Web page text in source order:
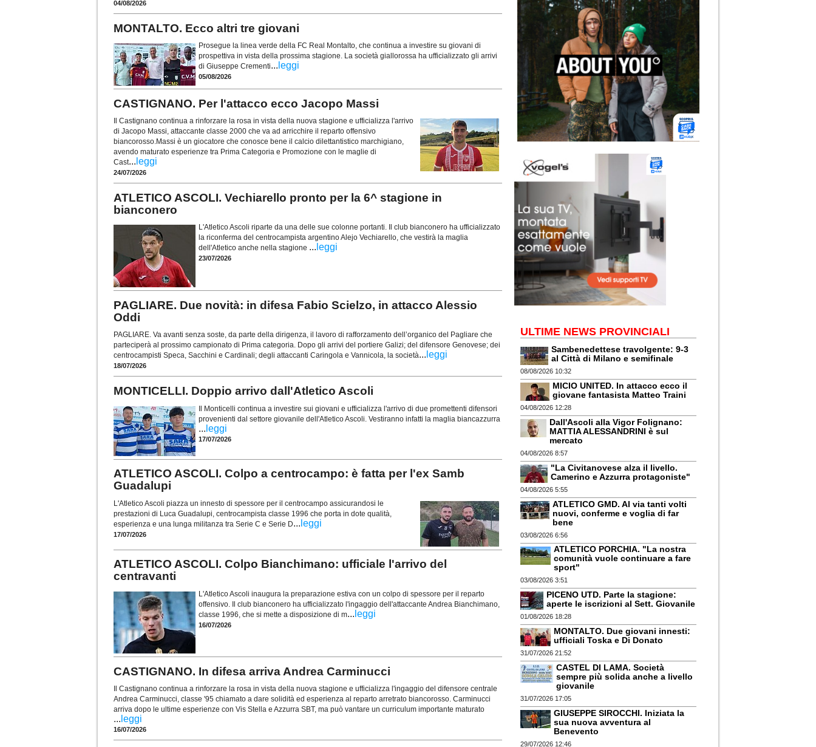
04/08/2026
MONTALTO. Ecco altri tre giovani
Prosegue la linea verde della FC Real Montalto, che continua a investire su giovani di
prospettiva in vista della prossima stagione. La società giallorossa ha ufficializzato gli arrivi
di Giuseppe Crementi... leggi
05/08/2026
CASTIGNANO. Per l'attacco ecco Jacopo Massi
Il Castignano continua a rinforzare la rosa in vista della nuova stagione e ufficializza l'arrivo
di Jacopo Massi, attaccante classe 2000 che va ad arricchire il reparto offensivo
biancorosso.Massi è un giocatore che conosce bene il calcio dilettantistico marchigiano,
avendo maturato esperienze tra Prima Categoria e Promozione con le maglie di
Cast... leggi
24/07/2026
ATLETICO ASCOLI. Vechiarello pronto per la 6^ stagione in
bianconero
L'Atletico Ascoli riparte da una delle sue colonne portanti. Il club bianconero ha ufficializzato
la riconferma del centrocampista argentino Alejo Vechiarello, che vestirà la maglia
dell'Atletico anche nella stagione ... leggi
23/07/2026
PAGLIARE. Due novità: in difesa Fabio Scielzo, in attacco Alessio
Oddi
PAGLIARE. Va avanti senza soste, da parte della dirigenza, il lavoro di rafforzamento dell’organico del Pagliare che
parteciperà al prossimo campionato di Prima categoria. Dopo gli arrivi del portiere Galizi; del difensore Genovese; dei
centrocampisti Speca, Sacchini e Cardinali; degli attaccanti Caringola e Vannicola, la società... leggi
18/07/2026
MONTICELLI. Doppio arrivo dall'Atletico Ascoli
Il Monticelli continua a investire sui giovani e ufficializza l'arrivo di due promettenti difensori
provenienti dal settore giovanile dell'Atletico Ascoli. Vestiranno infatti la maglia biancazzurra
... leggi
17/07/2026
ATLETICO ASCOLI. Colpo a centrocampo: è fatta per l'ex Samb
Guadalupi
L'Atletico Ascoli piazza un innesto di spessore per il centrocampo assicurandosi le
prestazioni di Luca Guadalupi, centrocampista classe 1996 che porta in dote qualità,
esperienza e una lunga militanza tra Serie C e Serie D... leggi
17/07/2026
ATLETICO ASCOLI. Colpo Bianchimano: ufficiale l'arrivo del
centravanti
L'Atletico Ascoli inaugura la preparazione estiva con un colpo di spessore per il reparto
offensivo. Il club bianconero ha ufficializzato l'ingaggio dell'attaccante Andrea Bianchimano,
classe 1996, che si mette a disposizione di m... leggi
16/07/2026
CASTIGNANO. In difesa arriva Andrea Carminucci
Il Castignano continua a rinforzare la rosa in vista della nuova stagione e ufficializza l'ingaggio del difensore centrale
Andrea Carminucci, classe '95 chiamato a dare solidità ed esperienza al reparto arretrato biancorosso. Carminucci
arriva dopo le ultime esperienze con Vis Stella e Azzurra SBT, ma può vantare un curriculum importante maturato
... leggi
16/07/2026
ULTIME NEWS PROVINCIALI
Sambenedettese travolgente: 9-3
al Città di Milano e semifinale
08/08/2026 10:32
MICIO UNITED. In attacco ecco il
giovane fantasista Matteo Traini
04/08/2026 12:28
Dall'Ascoli alla Vigor Folignano:
MATTIA ALESSANDRINI è sul
mercato
04/08/2026 8:57
"La Civitanovese alza il livello.
Camerino e Azzurra protagoniste"
04/08/2026 5:55
ATLETICO GMD. Al via tanti volti
nuovi, conferme e voglia di far
bene
03/08/2026 6:56
ATLETICO PORCHIA. "La nostra
comunità vuole continuare a fare
sport"
03/08/2026 3:51
PICENO UTD. Parte la stagione:
aperte le iscrizioni al Sett. Giovanile
01/08/2026 18:28
MONTALTO. Due giovani innesti:
ufficiali Toska e Di Donato
31/07/2026 21:52
CASTEL DI LAMA. Società
sempre più solida anche a livello
giovanile
31/07/2026 17:05
GIUSEPPE SIROCCHI. Iniziata la
sua nuova avventura al
Benevento
29/07/2026 12:46